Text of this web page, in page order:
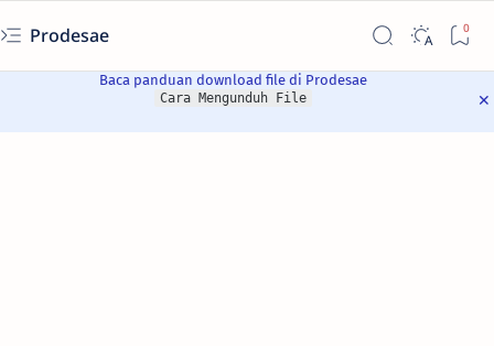
Prodesae
Baca panduan download file di Prodesae
Cara Mengunduh File